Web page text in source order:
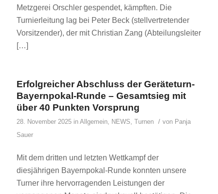
Metzgerei Orschler gespendet, kämpften. Die
Turnierleitung lag bei Peter Beck (stellvertretender
Vorsitzender), der mit Christian Zang (Abteilungsleiter
[…]
Erfolgreicher Abschluss der Geräteturn-
Bayernpokal-Runde – Gesamtsieg mit
über 40 Punkten Vorsprung
28. November 2025 in Allgemein, NEWS Turnen / von Panja
Sauer
Mit dem dritten und letzten Wettkampf der
diesjährigen Bayernpokal-Runde konnten unsere
Turner ihre hervorragenden Leistungen der